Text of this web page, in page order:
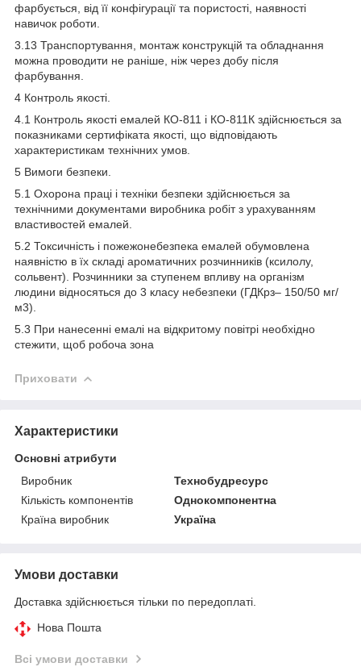
фарбується, від її конфігурації та пористості, наявності
навичок роботи.
3.13 Транспортування, монтаж конструкцій та обладнання
можна проводити не раніше, ніж через добу після
фарбування.
4 Контроль якості.
4.1 Контроль якості емалей КО-811 і КО-811К здійснюється за
показниками сертифіката якості, що відповідають
характеристикам технічних умов.
5 Вимоги безпеки.
5.1 Охорона праці і техніки безпеки здійснюється за
технічними документами виробника робіт з урахуванням
властивостей емалей.
5.2 Токсичність і пожежонебезпека емалей обумовлена
наявністю в їх складі ароматичних розчинників (ксилолу,
сольвент). Розчинники за ступенем впливу на організм
людини відносяться до 3 класу небезпеки (ГДКрз– 150/50 мг/
м3).
5.3 При нанесенні емалі на відкритому повітрі необхідно
стежити, щоб робоча зона
Приховати
Характеристики
Основні атрибути
Виробник
Технобудресурс
Кількість компонентів
Однокомпонентна
Країна виробник
Україна
Умови доставки
Доставка здійснюється тільки по передоплаті.
Нова Пошта
Всі умови доставки